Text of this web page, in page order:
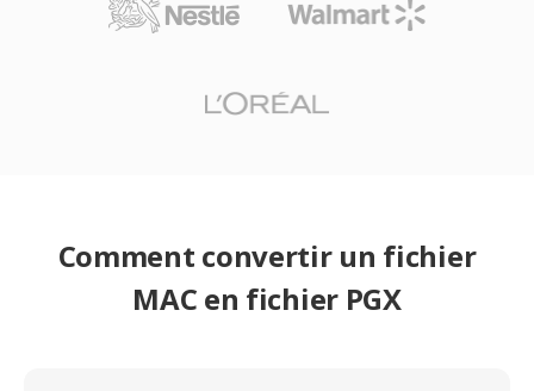
Comment convertir un fichier
MAC en fichier PGX